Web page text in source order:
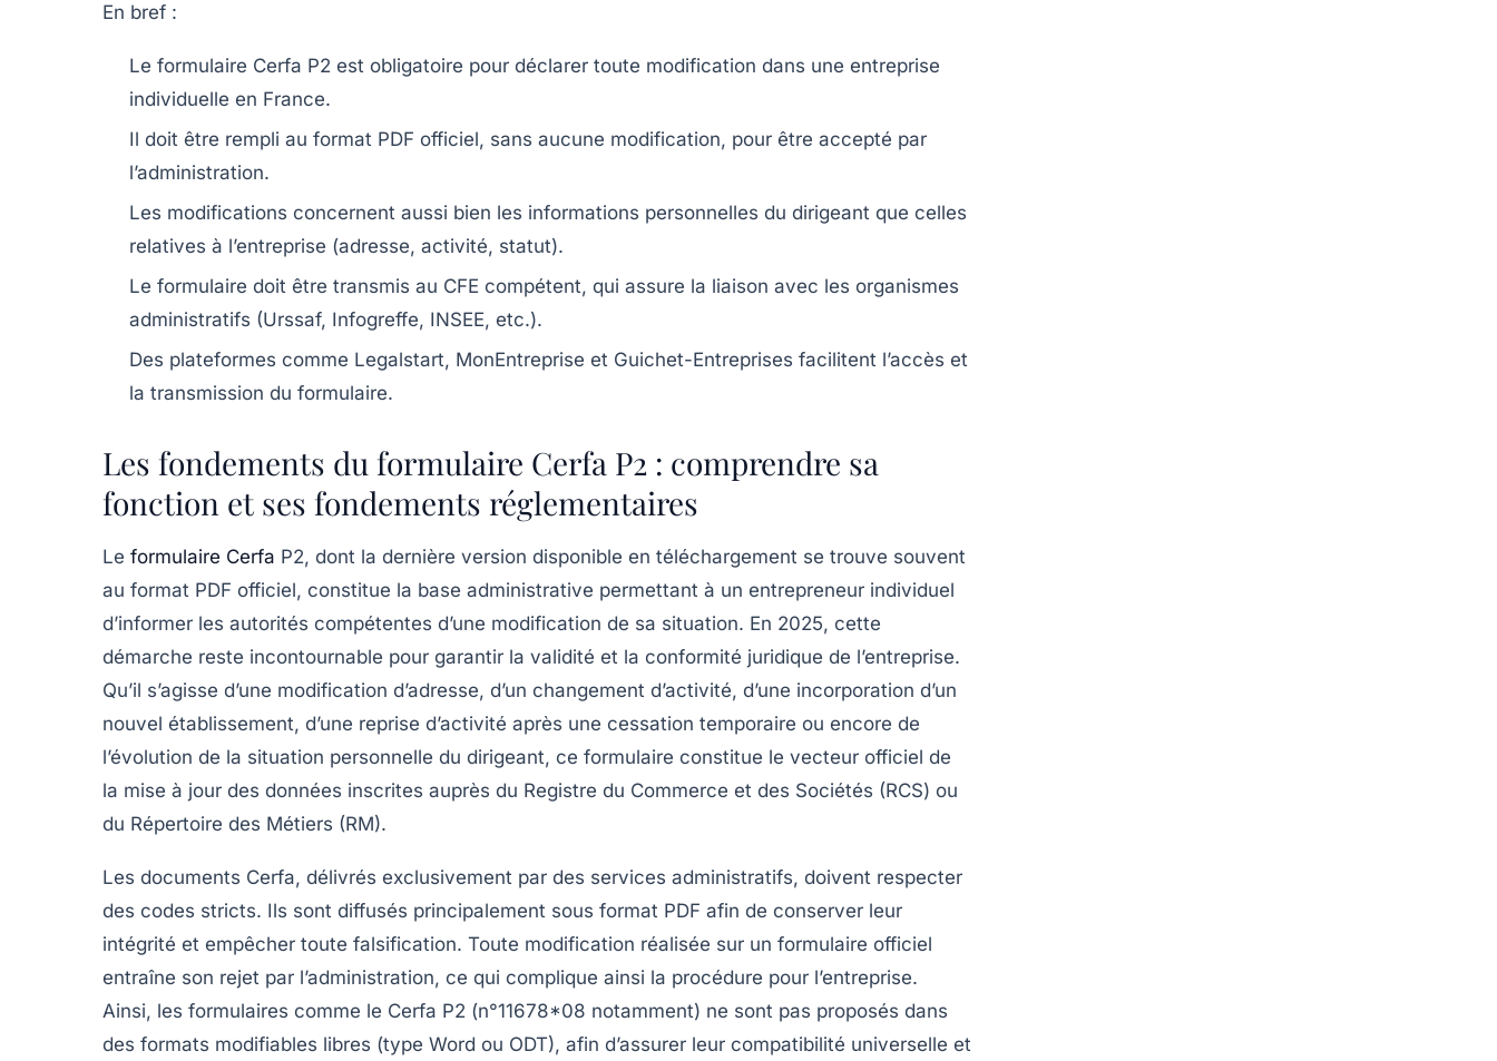
En bref :
Le formulaire Cerfa P2 est obligatoire pour déclarer toute modification dans une entreprise
individuelle en France.
Il doit être rempli au format PDF officiel, sans aucune modification, pour être accepté par
l’administration.
Les modifications concernent aussi bien les informations personnelles du dirigeant que celles
relatives à l’entreprise (adresse, activité, statut).
Le formulaire doit être transmis au CFE compétent, qui assure la liaison avec les organismes
administratifs (Urssaf, Infogreffe, INSEE, etc.).
Des plateformes comme Legalstart, MonEntreprise et Guichet-Entreprises facilitent l’accès et
la transmission du formulaire.
Les fondements du formulaire Cerfa P2 : comprendre sa
fonction et ses fondements réglementaires
Le formulaire Cerfa P2, dont la dernière version disponible en téléchargement se trouve souvent
au format PDF officiel, constitue la base administrative permettant à un entrepreneur individuel
d’informer les autorités compétentes d’une modification de sa situation. En 2025, cette
démarche reste incontournable pour garantir la validité et la conformité juridique de l’entreprise.
Qu’il s’agisse d’une modification d’adresse, d’un changement d’activité, d’une incorporation d’un
nouvel établissement, d’une reprise d’activité après une cessation temporaire ou encore de
l’évolution de la situation personnelle du dirigeant, ce formulaire constitue le vecteur officiel de
la mise à jour des données inscrites auprès du Registre du Commerce et des Sociétés (RCS) ou
du Répertoire des Métiers (RM).
Les documents Cerfa, délivrés exclusivement par des services administratifs, doivent respecter
des codes stricts. Ils sont diffusés principalement sous format PDF afin de conserver leur
intégrité et empêcher toute falsification. Toute modification réalisée sur un formulaire officiel
entraîne son rejet par l’administration, ce qui complique ainsi la procédure pour l’entreprise.
Ainsi, les formulaires comme le Cerfa P2 (n°11678*08 notamment) ne sont pas proposés dans
des formats modifiables libres (type Word ou ODT), afin d’assurer leur compatibilité universelle et